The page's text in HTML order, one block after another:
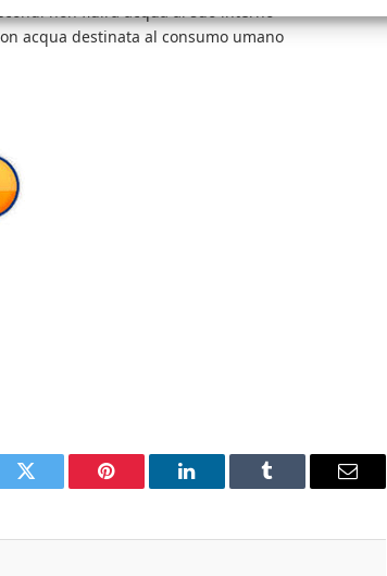
non fluirà acqua al suo interno
acqua destinata al consumo umano
Twitter Pinterest LinkedIn Tumblr Email